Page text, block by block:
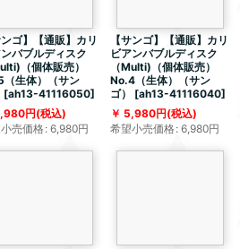
ンゴ】【通販】カリ
バブルディスク
（個体販売）
（生体）（サン
[ah13-41116050]
円(税込)
売価格: 6,980円
【サンゴ】【通販】カリ
ビアンバブルディスク
（Multi)（個体販売）
No.4（生体）（サン
ゴ）
[ah13-41116040]
5,980円(税込)
希望小売価格: 6,980円